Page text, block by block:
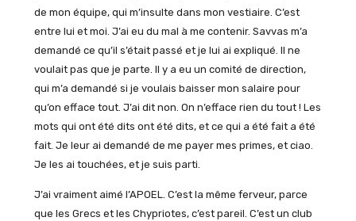
de mon équipe, qui m’insulte dans mon vestiaire. C’est
entre lui et moi. J’ai eu du mal à me contenir. Savvas m’a
demandé ce qu’il s’était passé et je lui ai expliqué. Il ne
voulait pas que je parte. Il y a eu un comité de direction,
qui m’a demandé si je voulais baisser mon salaire pour
qu’on efface tout. J’ai dit non. On n’efface rien du tout ! Les
mots qui ont été dits ont été dits, et ce qui a été fait a été
fait. Je leur ai demandé de me payer mes primes, et ciao.
Je les ai touchées, et je suis parti.
J’ai vraiment aimé l’APOEL. C’est la même ferveur, parce
que les Grecs et les Chypriotes, c’est pareil. C’est un club